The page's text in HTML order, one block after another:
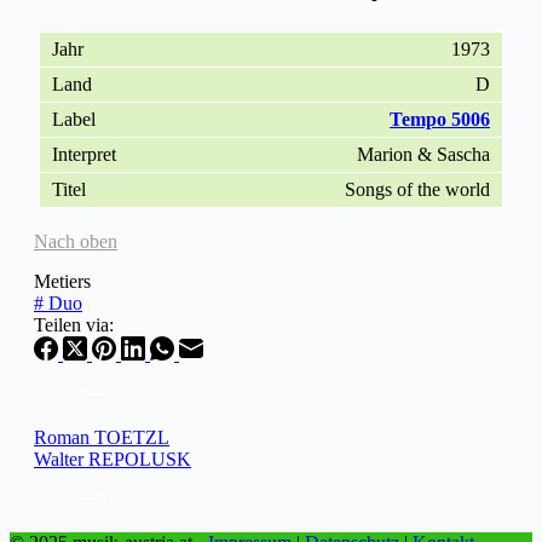
1973
D
Tempo 5006
Marion & Sascha
Songs of the world
Nach oben
Metiers
# Duo
Teilen via:
Roman TOETZL
Walter REPOLUSK